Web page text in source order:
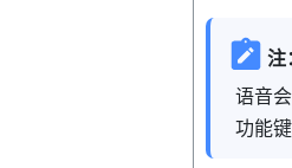
注
语音
功能